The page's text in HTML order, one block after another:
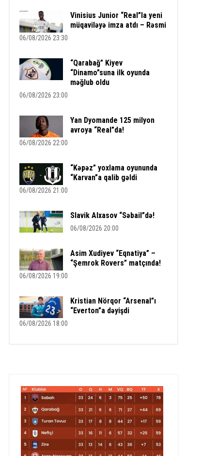
Vinisius Junior “Real”la yeni
müqaviləyə imza atdı – Rəsmi
06/08/2026 23:30
“Qarabağ” Kiyev
“Dinamo”suna ilk oyunda
məğlub oldu
06/08/2026 23:00
Yan Dyomande 125 milyon
avroya “Real”da!
06/08/2026 22:00
“Kəpəz” yoxlama oyununda
“Karvan”a qalib gəldi
06/08/2026 21:00
Slavik Alxasov “Səbail”də!
06/08/2026 20:00
Asim Xudiyev “Eqnatiya” –
“Şemrok Rovers” matçında!
06/08/2026 19:00
Kristian Nörqor “Arsenal”ı
“Everton”a dəyişdi
06/08/2026 18:00